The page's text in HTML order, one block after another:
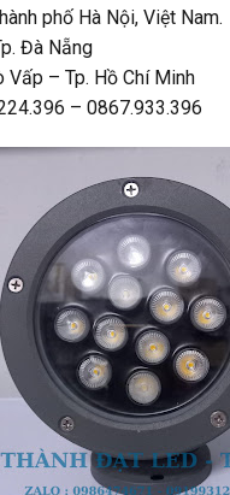
phố Hà Nội, Việt Nam.
Đà Nẵng
Vấp – Tp. Hồ Chí Minh
– 0867.933.396